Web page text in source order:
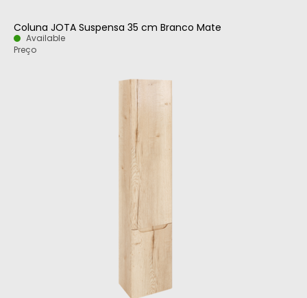
Coluna JOTA Suspensa 35 cm Branco Mate
Available
Preço